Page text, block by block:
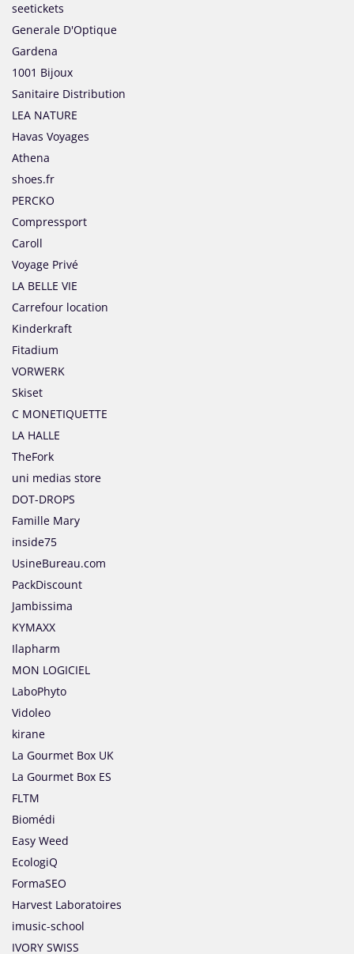
seetickets
Generale D'Optique
Gardena
1001 Bijoux
Sanitaire Distribution
LEA NATURE
Havas Voyages
Athena
shoes.fr
PERCKO
Compressport
Caroll
Voyage Privé
LA BELLE VIE
Carrefour location
Kinderkraft
Fitadium
VORWERK
Skiset
C MONETIQUETTE
LA HALLE
TheFork
uni medias store
DOT-DROPS
Famille Mary
inside75
UsineBureau.com
PackDiscount
Jambissima
KYMAXX
Ilapharm
MON LOGICIEL
LaboPhyto
Vidoleo
kirane
La Gourmet Box UK
La Gourmet Box ES
FLTM
Biomédi
Easy Weed
EcologiQ
FormaSEO
Harvest Laboratoires
imusic-school
IVORY SWISS